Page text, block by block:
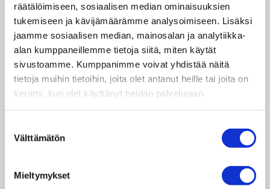
räätälöimiseen, sosiaalisen median ominaisuuksien
tukemiseen ja kävijämäärämme analysoimiseen. Lisäksi
jaamme sosiaalisen median, mainosalan ja analytiikka-
alan kumppaneillemme tietoja siitä, miten käytät
sivustoamme. Kumppanimme voivat yhdistää näitä
tietoja muihin tietoihin, joita olet antanut heille tai joita on
kerätty, kun olet käyttänyt heidän palvelujaan.
valinta
Välttämätön
Mieltymykset
Aloitin Taksvärkillä vapaaehtoisena
globaalikasvatuksen kouluttajana syksyllä 2018
ja seurattuani aluekoordinaattoreiden …
Lue lisää